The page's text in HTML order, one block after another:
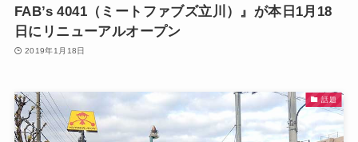
FAB’s 4041（ミートファブズ立川）』が本日1月18
日にリニューアルオープン
2019年1月18日
話題